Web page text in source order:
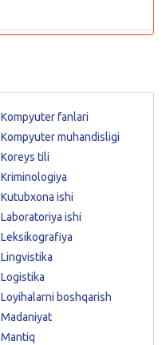
Kompyuter fanlari
Kompyuter muhandisligi
Koreys tili
Kriminologiya
Kutubxona ishi
Laboratoriya ishi
Leksikografiya
Lingvistika
Logistika
Loyihalarni boshqarish
Madaniyat
Mantiq